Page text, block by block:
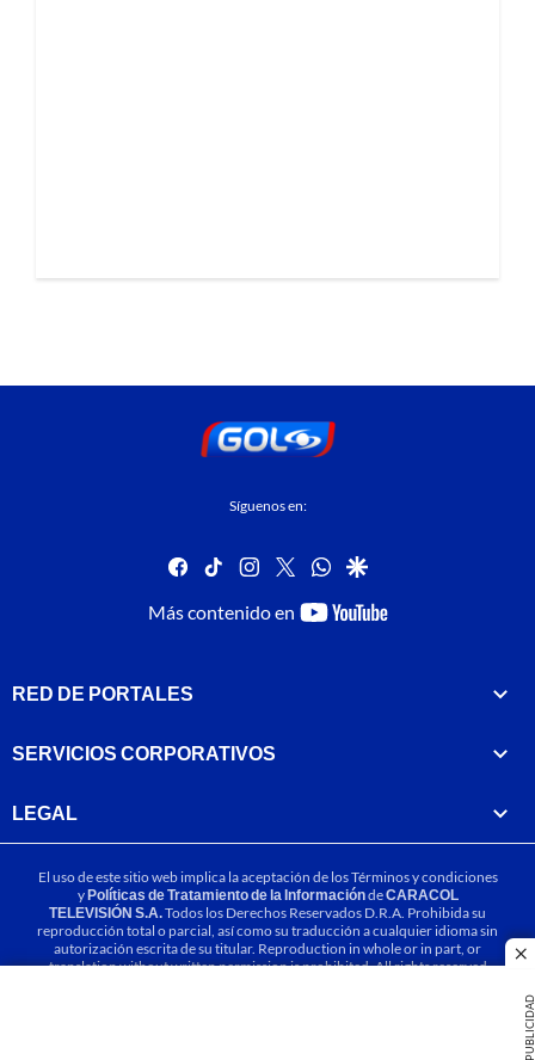
PUBLICIDAD
Síguenos en:
facebook
tiktok instagram
twitterwhatsapp
google
Más contenido en
youtube-
RED DE PORTALES
SERVICIOS CORPORATIVOS
LEGAL
El uso de este sitio web implica la aceptación de losTérminos y condiciones
yPolíticas de Tratamiento de la InformacióndeCARACOL
TELEVISIÓN S.A.Todos los Derechos Reservados D.R.A. Prohibida su
reproducción total o parcial, así como su traducción a cualquier idioma sin
autorización escrita de su titular. Reproduction in whole or in part, or
translation without written permission is prohibited. All rights reserved